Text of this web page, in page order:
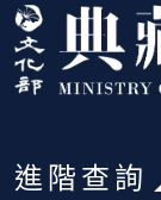
跳到主要內容
:::
:::
進階查詢